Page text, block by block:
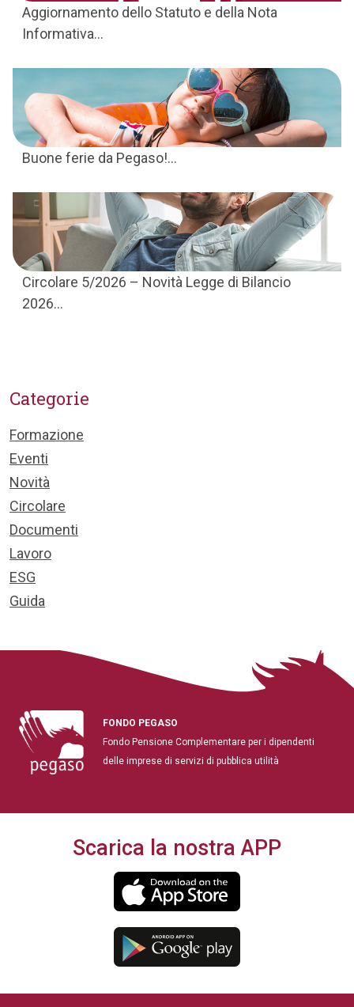
Aggiornamento dello Statuto e della Nota
Informativa...
Buone ferie da Pegaso!...
Circolare 5/2026 – Novità Legge di Bilancio
2026...
Categorie
Formazione
Eventi
Novità
Circolare
Documenti
Lavoro
ESG
Guida
FONDO PEGASO
Fondo Pensione Complementare per i dipendenti
delle imprese di servizi di pubblica utilità
Scarica la nostra APP